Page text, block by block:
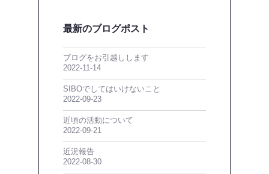
最新のブログポスト
ブログをお引越しします
2022-11-14
SIBOでしてはいけないこと
2022-09-23
近頃の活動について
2022-09-21
近況報告
2022-08-30